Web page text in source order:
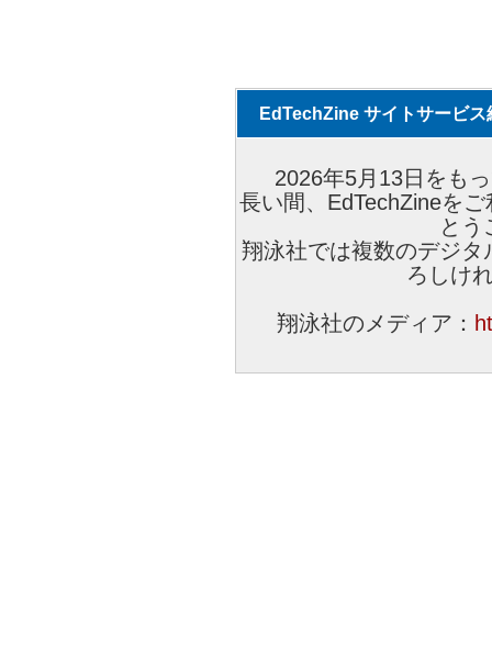
EdTechZine サイトサービス
2026年5月13日をも
長い間、EdTechZineを
とう
翔泳社では複数のデジ
ろしけ
翔泳社のメディア：